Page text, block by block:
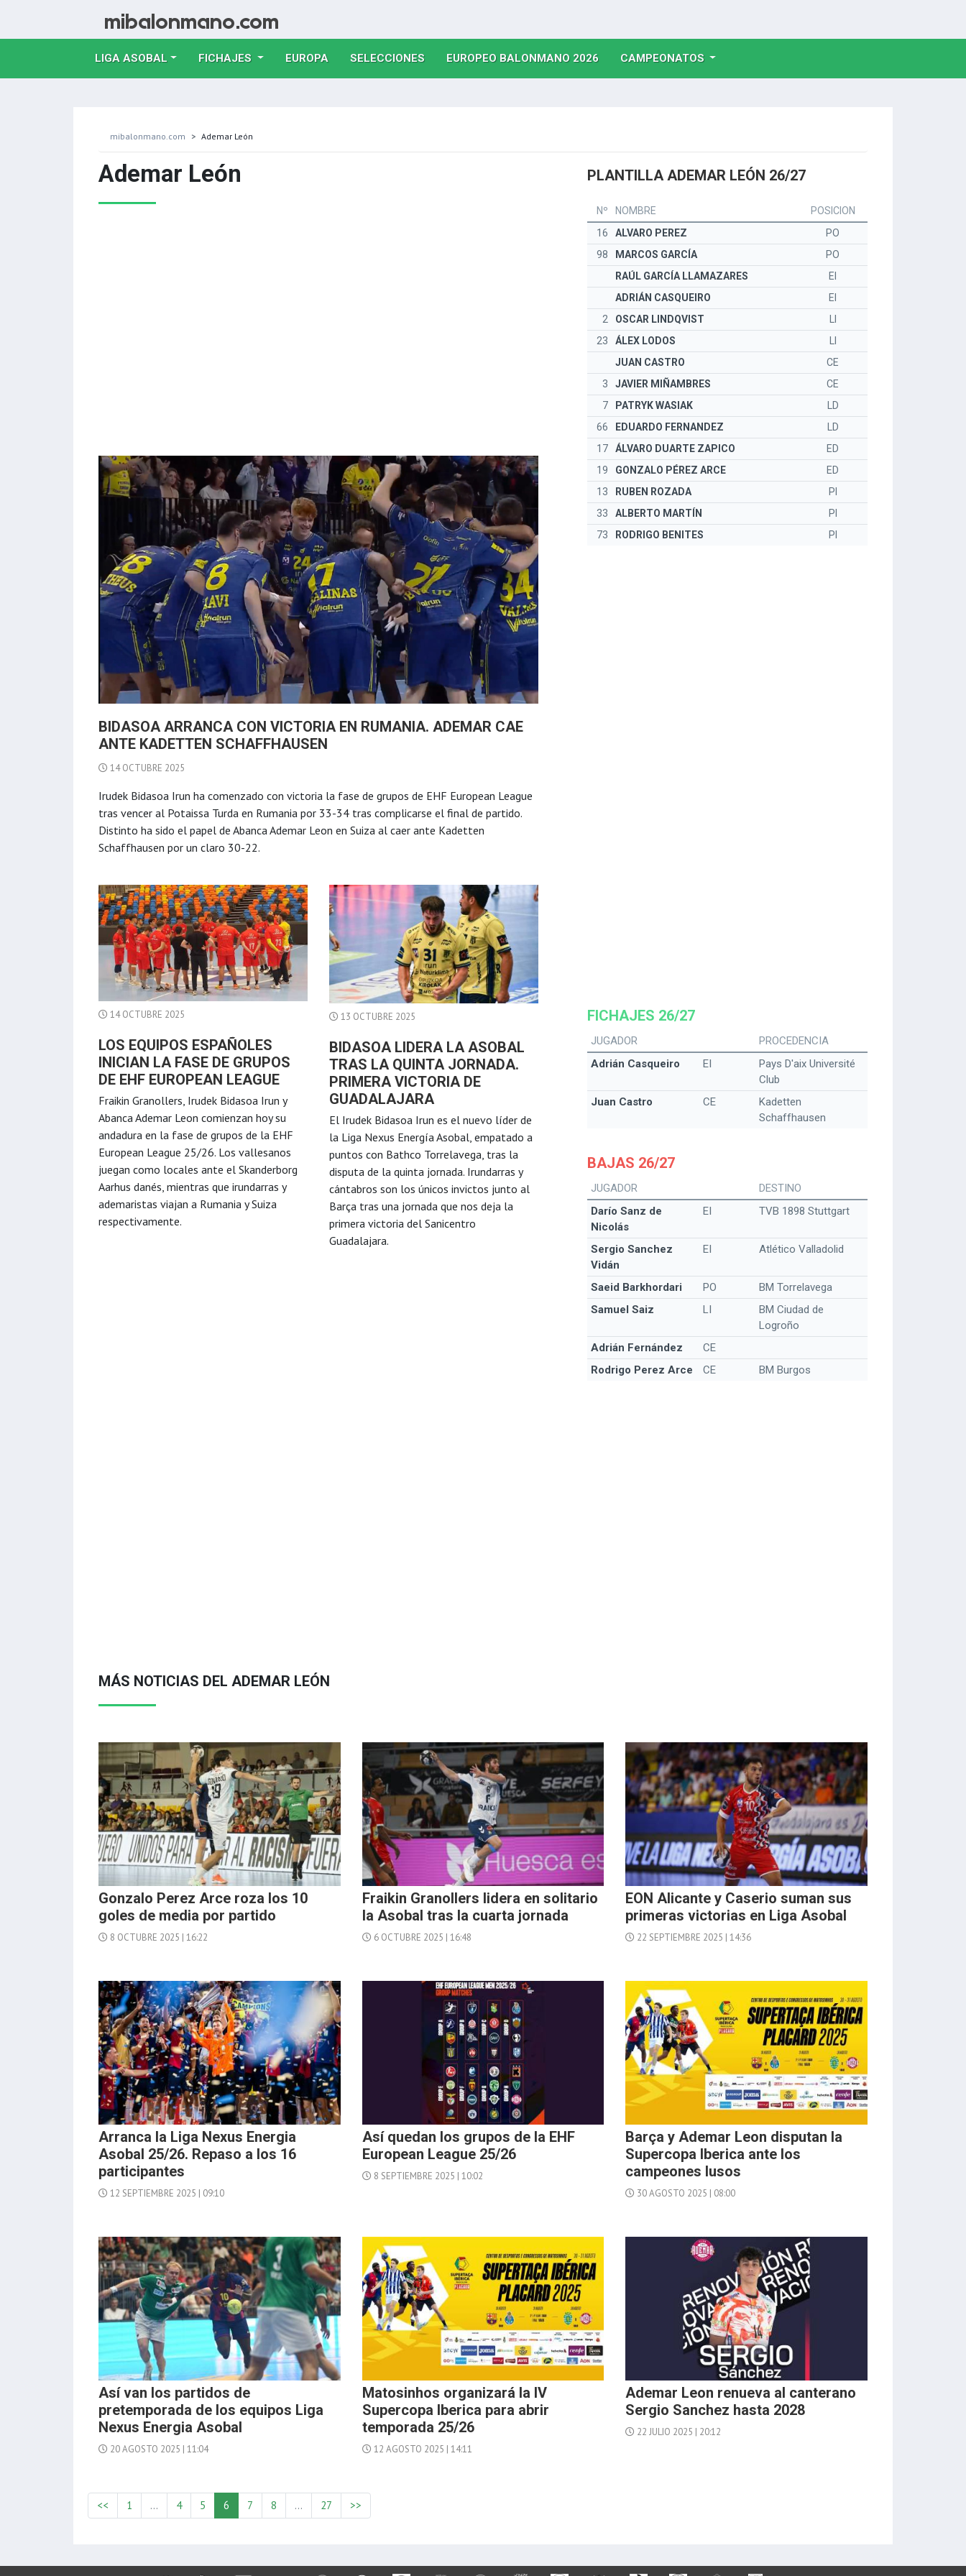
LIGA ASOBAL FICHAJES EUROPA(CURRENT)
SELECCIONES(CURRENT)
EUROPEO BALONMANO 2026(CURRENT)
CAMPEONATOS
mibalonmano.com Ademar León
Ademar León
BIDASOA ARRANCA CON VICTORIA EN RUMANIA. ADEMAR CAE
ANTE KADETTEN SCHAFFHAUSEN
14 OCTUBRE 2025
Irudek Bidasoa Irun ha comenzado con victoria la fase de grupos de EHF European League
tras vencer al Potaissa Turda en Rumania por 33-34 tras complicarse el final de partido.
Distinto ha sido el papel de Abanca Ademar Leon en Suiza al caer ante Kadetten
Schaffhausen por un claro 30-22.
14 OCTUBRE 2025
LOS EQUIPOS ESPAÑOLES
INICIAN LA FASE DE GRUPOS
DE EHF EUROPEAN LEAGUE
Fraikin Granollers, Irudek Bidasoa Irun y
Abanca Ademar Leon comienzan hoy su
andadura en la fase de grupos de la EHF
European League 25/26. Los vallesanos
juegan como locales ante el Skanderborg
Aarhus danés, mientras que irundarras y
ademaristas viajan a Rumania y Suiza
respectivamente.
13 OCTUBRE 2025
BIDASOA LIDERA LA ASOBAL
TRAS LA QUINTA JORNADA.
PRIMERA VICTORIA DE
GUADALAJARA
El Irudek Bidasoa Irun es el nuevo líder de
la Liga Nexus Energía Asobal, empatado a
puntos con Bathco Torrelavega, tras la
disputa de la quinta jornada. Irundarras y
cántabros son los únicos invictos junto al
Barça tras una jornada que nos deja la
primera victoria del Sanicentro
Guadalajara.
PLANTILLA ADEMAR LEÓN 26/27
Nº NOMBRE
POSICION
16
ALVARO PEREZ
PO
98
MARCOS GARCÍA
PO
RAÚL GARCÍA LLAMAZARES
EI
ADRIÁN CASQUEIRO
EI
2
OSCAR LINDQVIST
23
ÁLEX LODOS
JUAN CASTRO
CE
3
JAVIER MIÑAMBRES
CE
7
PATRYK WASIAK
LD
66
EDUARDO FERNANDEZ
LD
17
ÁLVARO DUARTE ZAPICO
ED
19
GONZALO PÉREZ ARCE
ED
13
RUBEN ROZADA
PI
33
ALBERTO MARTÍN
PI
73
RODRIGO BENITES PI
FICHAJES 26/27
JUGADOR
PROCEDENCIA
Adrián Casqueiro
EI
Pays D'aix Université
Club
Juan Castro
CE
Kadetten
Schaffhausen
BAJAS 26/27
JUGADOR
DESTINO
Darío Sanz de
Nicolás
EI TVB 1898 Stuttgart
Sergio Sanchez
Vidán
EI Atlético Valladolid
Saeid Barkhordari PO
BM Torrelavega
Samuel Saiz
LI
BM Ciudad de
Logroño
Adrián Fernández
CE
Rodrigo Perez Arce
CE BM Burgos
MÁS NOTICIAS DEL ADEMAR LEÓN
Gonzalo Perez Arce roza los 10
goles de media por partido
8 OCTUBRE 2025 | 16:22
Fraikin Granollers lidera en solitario
la Asobal tras la cuarta jornada
6 OCTUBRE 2025 | 16:48
EON Alicante y Caserio suman sus
primeras victorias en Liga Asobal
22 SEPTIEMBRE 2025 | 14:36
Arranca la Liga Nexus Energia
Asobal 25/26. Repaso a los 16
participantes
12 SEPTIEMBRE 2025 | 09:10
Así quedan los grupos de la EHF
European League 25/26
8 SEPTIEMBRE 2025 | 10:02
Barça y Ademar Leon disputan la
Supercopa Iberica ante los
campeones lusos
30 AGOSTO 2025 | 08:00
Así van los partidos de
pretemporada de los equipos Liga
Nexus Energia Asobal
20 AGOSTO 2025 | 11:04
Matosinhos organizará la IV
Supercopa Iberica para abrir
temporada 25/26
12 AGOSTO 2025 | 14:11
Ademar Leon renueva al canterano
Sergio Sanchez hasta 2028
22 JULIO 2025 | 20:12
<< 1 … 4 5 6 7 8 … 27 >>